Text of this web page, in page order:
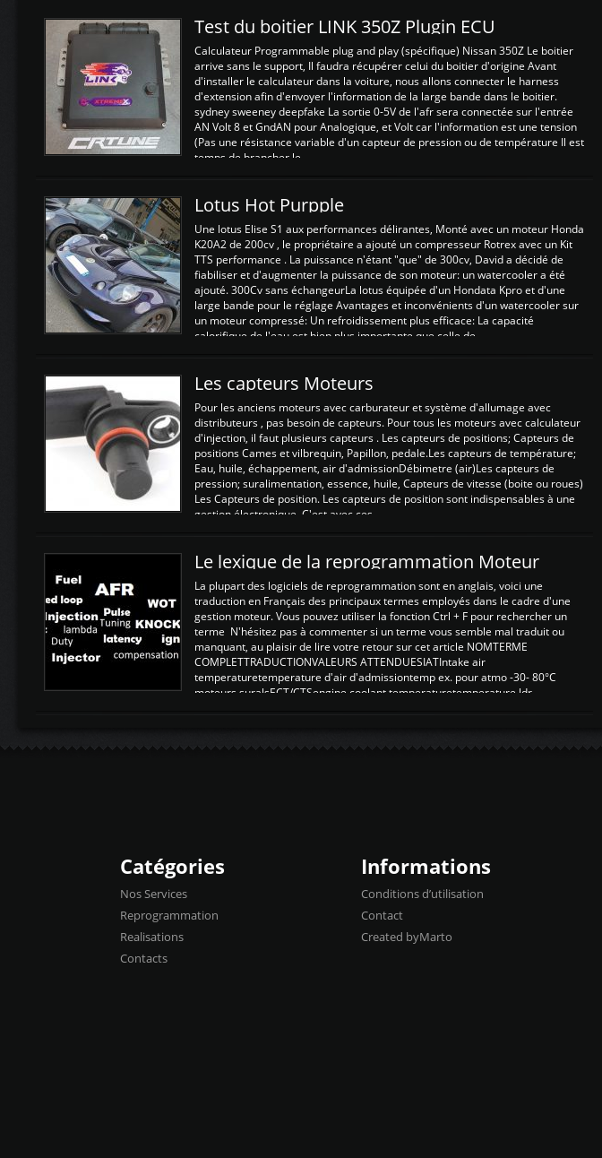
Test du boitier LINK 350Z Plugin ECU
Calculateur Programmable plug and play (spécifique) Nissan 350Z Le boitier
arrive sans le support, Il faudra récupérer celui du boitier d'origine Avant
d'installer le calculateur dans la voiture, nous allons connecter le harness
d'extension afin d'envoyer l'information de la large bande dans le boitier.
sydney sweeney deepfake La sortie 0-5V de l'afr sera connectée sur l'entrée
AN Volt 8 et GndAN pour Analogique, et Volt car l'information est une tension
(Pas une résistance variable d'un capteur de pression ou de température Il est
temps de brancher le ...
Lotus Hot Purpple
Une lotus Elise S1 aux performances délirantes, Monté avec un moteur Honda
K20A2 de 200cv , le propriétaire a ajouté un compresseur Rotrex avec un Kit
TTS performance . La puissance n'étant "que" de 300cv, David a décidé de
fiabiliser et d'augmenter la puissance de son moteur: un watercooler a été
ajouté. 300Cv sans échangeurLa lotus équipée d'un Hondata Kpro et d'une
large bande pour le réglage Avantages et inconvénients d'un watercooler sur
un moteur compressé: Un refroidissement plus efficace: La capacité
calorifique de l'eau est bien plus importante que celle de ...
Les capteurs Moteurs
Pour les anciens moteurs avec carburateur et système d'allumage avec
distributeurs , pas besoin de capteurs. Pour tous les moteurs avec calculateur
d'injection, il faut plusieurs capteurs . Les capteurs de positions; Capteurs de
positions Cames et vilbrequin, Papillon, pedale.Les capteurs de température;
Eau, huile, échappement, air d'admissionDébimetre (air)Les capteurs de
pression; suralimentation, essence, huile, Capteurs de vitesse (boite ou roues)
Les Capteurs de position. Les capteurs de position sont indispensables à une
gestion électronique. C'est avec ces ...
Le lexique de la reprogrammation Moteur
La plupart des logiciels de reprogrammation sont en anglais, voici une
traduction en Français des principaux termes employés dans le cadre d'une
gestion moteur. Vous pouvez utiliser la fonction Ctrl + F pour rechercher un
terme N'hésitez pas à commenter si un terme vous semble mal traduit ou
manquant, au plaisir de lire votre retour sur cet article NOMTERME
COMPLETTRADUCTIONVALEURS ATTENDUESIATIntake air
temperaturetemperature d'air d'admissiontemp ex. pour atmo -30- 80°C
moteurs suralsECT/CTSengine coolant temperaturetemperature ldr
Catégories
Nos Services
Reprogrammation
Realisations
Contacts
Informations
Conditions d’utilisation
Contact
Created byMarto